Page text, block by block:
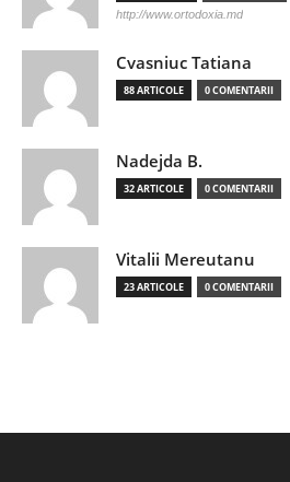
http://www.ortodoxia.md
Cvasniuc Tatiana
88 ARTICOLE 0 COMENTARII
Nadejda B.
32 ARTICOLE 0 COMENTARII
Vitalii Mereutanu
23 ARTICOLE 0 COMENTARII